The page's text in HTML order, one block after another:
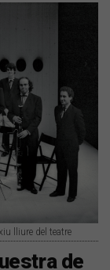
lliure del teatre
de